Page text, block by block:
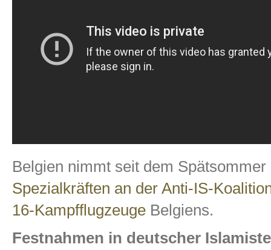
Belgien nimmt seit dem
Spezialkräften an der Anti-IS-
16-Kampfflugzeuge Belgiens.
Festnahmen in deutscher